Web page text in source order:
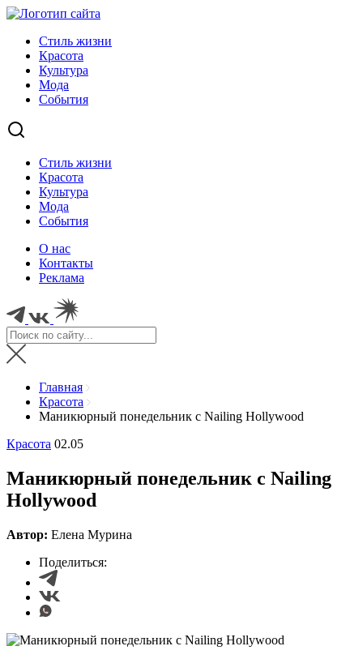
Стиль жизни
Красота
Культура
Мода
События
Стиль жизни
Красота
Культура
Мода
События
О нас
Контакты
Реклама
Главная
Красота
Маникюрный понедельник с Nailing Hollywood
Красота 02.05
Маникюрный понедельник с Nailing
Hollywood
Автор: Елена Мурина
Поделиться: